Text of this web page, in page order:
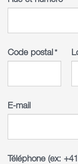
Code postal*
E-mail
Téléphone (ex: